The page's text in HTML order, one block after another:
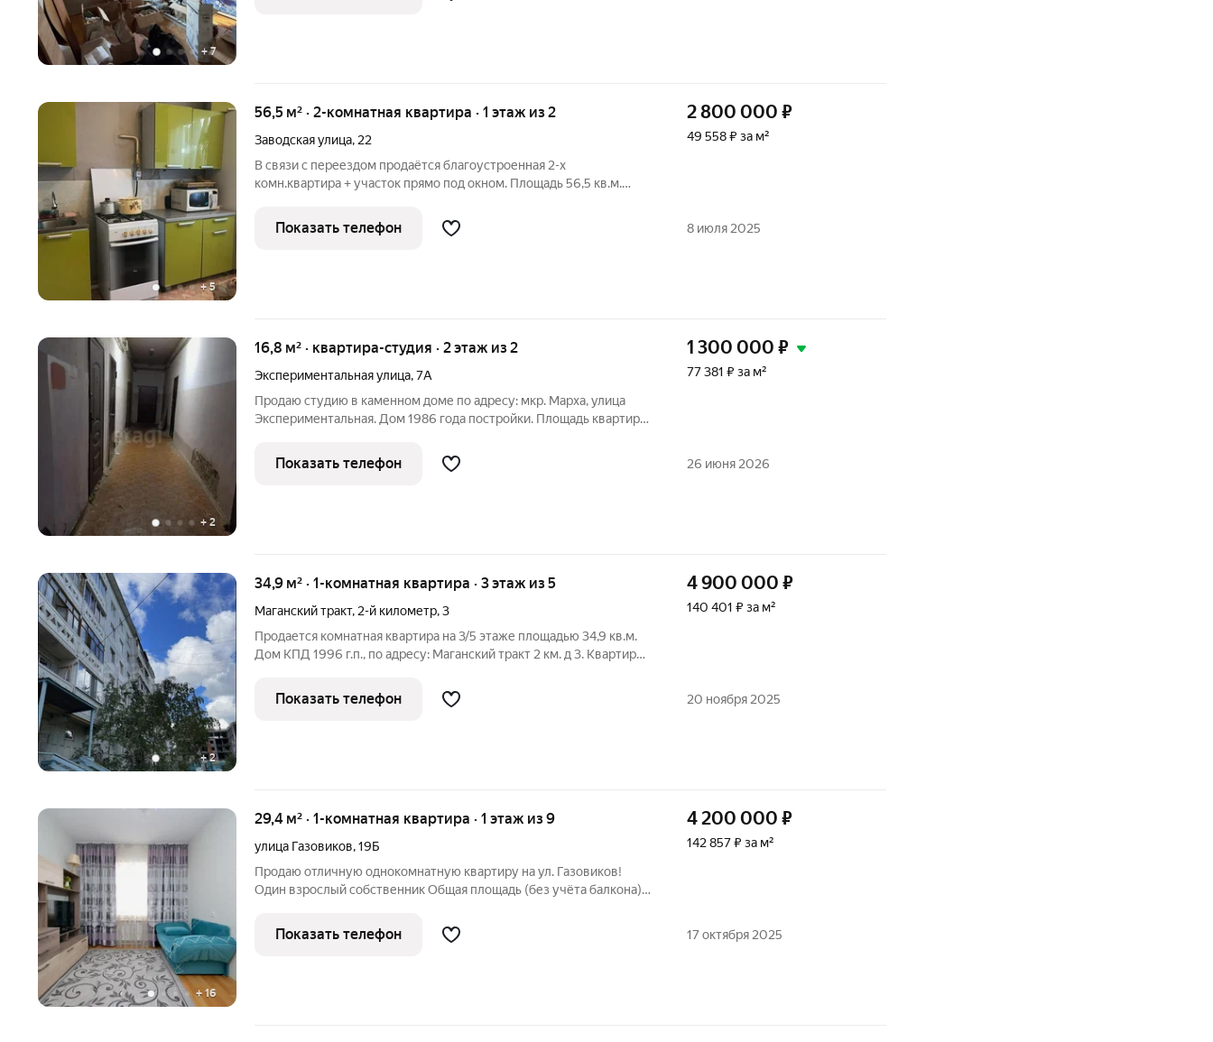
+7
+5
56,5 м² · 2-комнатная квартира · 1 этаж из 2
Заводская улица, 22
В связи с переездом продаётся благоустроенная 2-х
комн.квартира + участок прямо под окном. Площадь 56,5 кв.м.
светлая квартира, район Марха, ул.Заводская 22 В Июле 2020 года
проведена новая
2 800 000 ₽
49 558 ₽ за м²
Показать телефон 8 июля 2025
+ 2
16,8 м² · квартира-студия · 2 этаж из 2
Экспериментальная улица,7А
Продаю студию в каменном доме по адресу: мкр. Марха, улица
Экспериментальная. Дом 1986 года постройки. Площадь квартиры
железная дверь, окна - стеклопакеты, полы - линолеум, санузел
1 300 000 ₽
77 381 ₽ за м²
Показать телефон 26 июня 2026
+2
34,9 м² · 1-комнатная квартира · 3 этаж из 5
Маганский тракт, 2-й километр,3
Продается комнатная квартира на 3/5 этаже площадью 34,9 кв.м.
Дом КПД 1996 г.п., по адресу: Маганский тракт 2 км. д 3. Квартира
Подъезд чистый, тихие семейные соседи, парковка. Очень
развитая
4 900 000 ₽
140 401 ₽ за м²
Показать телефон 20 ноября 2025
+ 16
29,4 м² · 1-комнатная квартира · 1 этаж из 9
улица Газовиков,19Б
Продаю отличную однокомнатную квартиру на ул. Газовиков!
Один взрослый собственник Общая площадь (без учёта балкона)
транспортная доступность: рядом остановка автобусов №4, 20, 41,
4 200 000 ₽
142 857 ₽ за м²
Показать телефон 17 октября 2025